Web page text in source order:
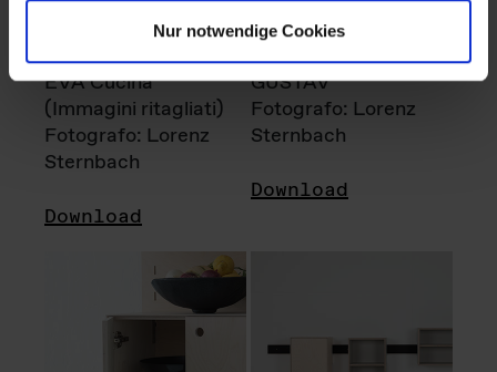
Nur notwendige Cookies
EVA Cucina
(Immagini ritagliati)
Fotografo: Lorenz
Sternbach
Download
GUSTAV
Fotografo: Lorenz
Sternbach
Download